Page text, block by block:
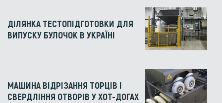
ДІЛЯНКА ТЕСТОПІДГОТОВКИ ДЛЯ
ВИПУСКУ БУЛОЧОК В УКРАЇНІ
МАШИНА ВІДРІЗАННЯ ТОРЦІВ І
СВЕРДЛІННЯ ОТВОРІВ У ХОТ-ДОГАХ